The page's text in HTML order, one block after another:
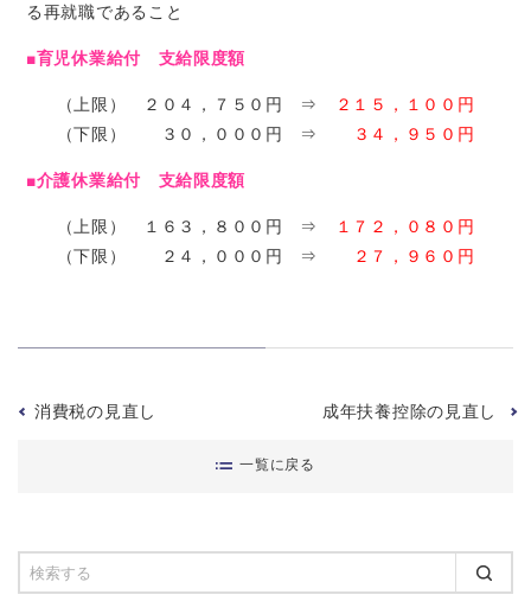
る再就職であること
■育児休業給付 支給限度額
（上限） ２０４，７５０円 ⇒
２１５，１００円
（下限） ３０，０００円 ⇒
３４，９５０円
■介護休業給付 支給限度額
（上限） １６３，８００円 ⇒
１７２，０８０円
（下限） ２４，０００円 ⇒
２７，９６０円
消費税の見直し 成年扶養控除の見直し
一覧に戻る